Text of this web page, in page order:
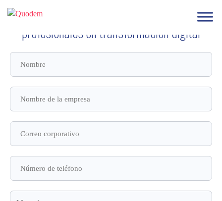
Contacta con nuestro
profesionales en transformación digital